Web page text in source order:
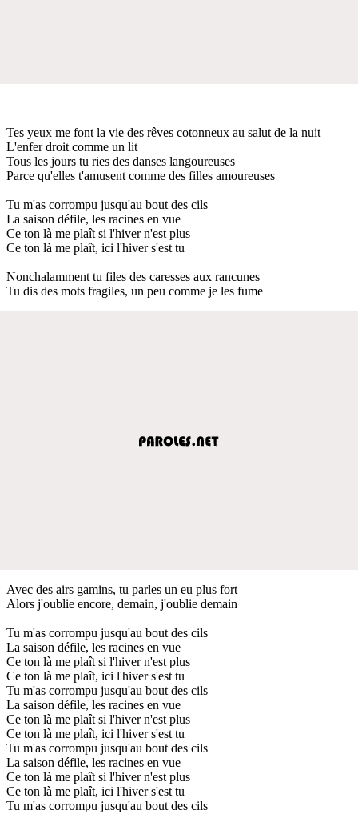
Tes yeux me font la vie des rêves cotonneux au salut de la nuit
L'enfer droit comme un lit
Tous les jours tu ries des danses langoureuses
Parce qu'elles t'amusent comme des filles amoureuses
Tu m'as corrompu jusqu'au bout des cils
La saison défile, les racines en vue
Ce ton là me plaît si l'hiver n'est plus
Ce ton là me plaît, ici l'hiver s'est tu
Nonchalamment tu files des caresses aux rancunes
Tu dis des mots fragiles, un peu comme je les fume
Avec des airs gamins, tu parles un eu plus fort
Alors j'oublie encore, demain, j'oublie demain
Tu m'as corrompu jusqu'au bout des cils
La saison défile, les racines en vue
Ce ton là me plaît si l'hiver n'est plus
Ce ton là me plaît, ici l'hiver s'est tu
Tu m'as corrompu jusqu'au bout des cils
La saison défile, les racines en vue
Ce ton là me plaît si l'hiver n'est plus
Ce ton là me plaît, ici l'hiver s'est tu
Tu m'as corrompu jusqu'au bout des cils
La saison défile, les racines en vue
Ce ton là me plaît si l'hiver n'est plus
Ce ton là me plaît, ici l'hiver s'est tu
Tu m'as corrompu jusqu'au bout des cils